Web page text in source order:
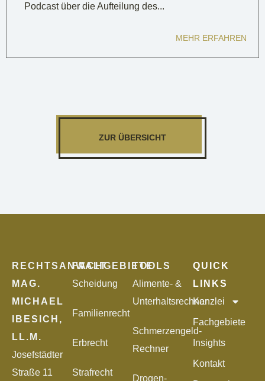
Podcast über die Aufteilung des...
MEHR ERFAHREN
ZUR ÜBERSICHT
RECHTSANWALT
MAG.
MICHAEL
IBESICH,
LL.M.
Josefstädter
Straße 11
FACHGEBIETE
Scheidung
Familienrecht
Erbrecht
Strafrecht
TOOLS
Alimente- &
Unterhaltsrechner
Schmerzengeld-
Rechner
Drogen-
QUICK
LINKS
Kanzlei
Fachgebiete
Insights
Kontakt